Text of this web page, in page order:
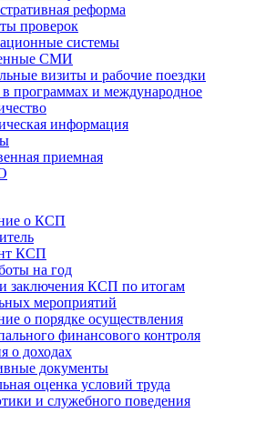
реформа
проверок
системы
СМИ
визиты и рабочие поездки
в программах и международное
информация
приемная
о КСП
КСП
на год
заключения КСП по итогам
мероприятий
о порядке осуществления
финансового контроля
о доходах
документы
оценка условий труда
и служебного поведения